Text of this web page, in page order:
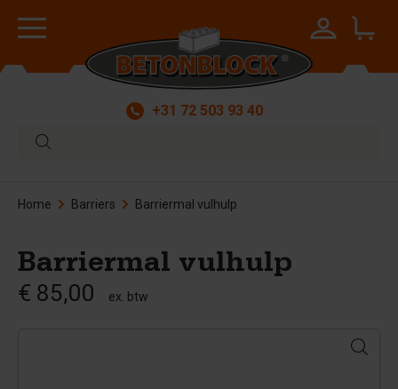
+31 72 503 93 40
Home Barriers Barriermal vulhulp
Barriermal vulhulp
€ 85,00 ex. btw